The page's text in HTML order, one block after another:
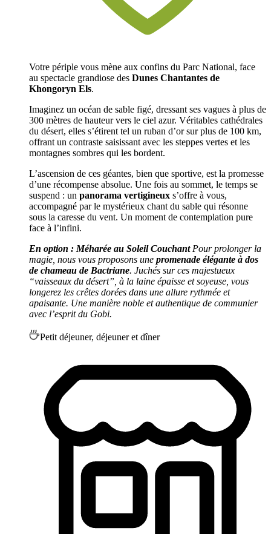
Votre périple vous mène aux confins du Parc National, face
au spectacle grandiose des Dunes Chantantes de
Khongoryn Els.
Imaginez un océan de sable figé, dressant ses vagues à plus de
300 mètres de hauteur vers le ciel azur. Véritables cathédrales
du désert, elles s’étirent tel un ruban d’or sur plus de 100 km,
offrant un contraste saisissant avec les steppes vertes et les
montagnes sombres qui les bordent.
L’ascension de ces géantes, bien que sportive, est la promesse
d’une récompense absolue. Une fois au sommet, le temps se
suspend : un panorama vertigineux s’offre à vous,
accompagné par le mystérieux chant du sable qui résonne
sous la caresse du vent. Un moment de contemplation pure
face à l’infini.
En option : Méharée au Soleil Couchant Pour prolonger la
magie, nous vous proposons une promenade élégante à dos
de chameau de Bactriane. Juchés sur ces majestueux
“vaisseaux du désert”, à la laine épaisse et soyeuse, vous
longerez les crêtes dorées dans une allure rythmée et
apaisante. Une manière noble et authentique de communier
avec l’esprit du Gobi.
Petit déjeuner, déjeuner et dîner